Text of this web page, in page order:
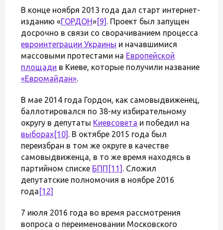
В конце ноября 2013 года дал старт интернет-
изданию «ГОРДОН»[9] . Проект был запущен
досрочно в связи со сворачиванием процесса
евроинтеграции Украины и начавшимися
массовыми протестами на Европейской
площади в Киеве, которые получили название
«Евромайдан».
В мае 2014 года Гордон, как самовыдвиженец,
баллотировался по 38-му избирательному
округу в депутаты Киевсовета и победил на
выборах[10] . В октябре 2015 года был
переизбран в том же округе в качестве
самовыдвиженца, в то же время находясь в
партийном списке БПП [11] . Сложил
депутатские полномочия в ноябре 2016
года [12]
7 июля 2016 года во время рассмотрения
вопроса о переименовании Московского